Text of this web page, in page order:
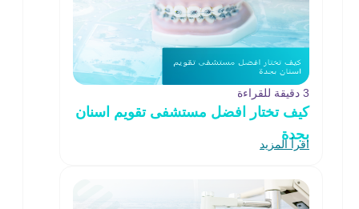
3 دقيقة للقراءة
كيف تختار افضل مستشفى تقويم اسنان
بجدة
اقرأ المزيد